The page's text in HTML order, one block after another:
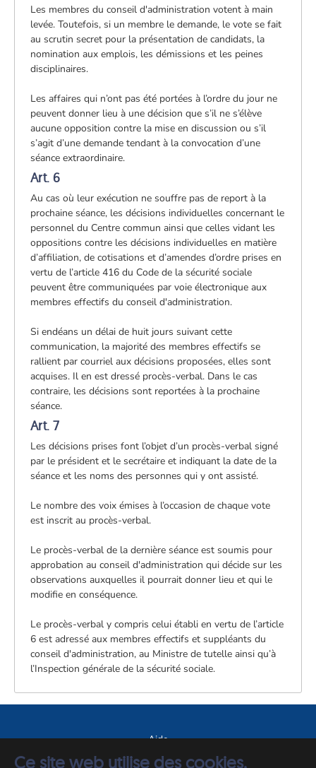
Ce site web utilise des cookies.
Les membres du conseil d'administration votent à main
levée. Toutefois, si un membre le demande, le vote se fait
au scrutin secret pour la présentation de candidats, la
nomination aux emplois, les démissions et les peines
disciplinaires.
Les affaires qui n’ont pas été portées à l’ordre du jour ne
peuvent donner lieu à une décision que s’il ne s’élève
aucune opposition contre la mise en discussion ou s’il
s’agit d’une demande tendant à la convocation d’une
séance extraordinaire.
Art. 6
Au cas où leur exécution ne souffre pas de report à la
prochaine séance, les décisions individuelles concernant le
personnel du Centre commun ainsi que celles vidant les
oppositions contre les décisions individuelles en matière
d’affiliation, de cotisations et d’amendes d’ordre prises en
vertu de l’article 416 du Code de la sécurité sociale
peuvent être communiquées par voie électronique aux
membres effectifs du conseil d'administration.
Si endéans un délai de huit jours suivant cette
communication, la majorité des membres effectifs se
rallient par courriel aux décisions proposées, elles sont
acquises. Il en est dressé procès-verbal. Dans le cas
contraire, les décisions sont reportées à la prochaine
séance.
Art. 7
Les décisions prises font l’objet d’un procès-verbal signé
par le président et le secrétaire et indiquant la date de la
séance et les noms des personnes qui y ont assisté.
Le nombre des voix émises à l’occasion de chaque vote
est inscrit au procès-verbal.
Le procès-verbal de la dernière séance est soumis pour
approbation au conseil d'administration qui décide sur les
observations auxquelles il pourrait donner lieu et qui le
modifie en conséquence.
Le procès-verbal y compris celui établi en vertu de l’article
6 est adressé aux membres effectifs et suppléants du
conseil d'administration, au Ministre de tutelle ainsi qu’à
l’Inspection générale de la sécurité sociale.
Aide
A propos du site